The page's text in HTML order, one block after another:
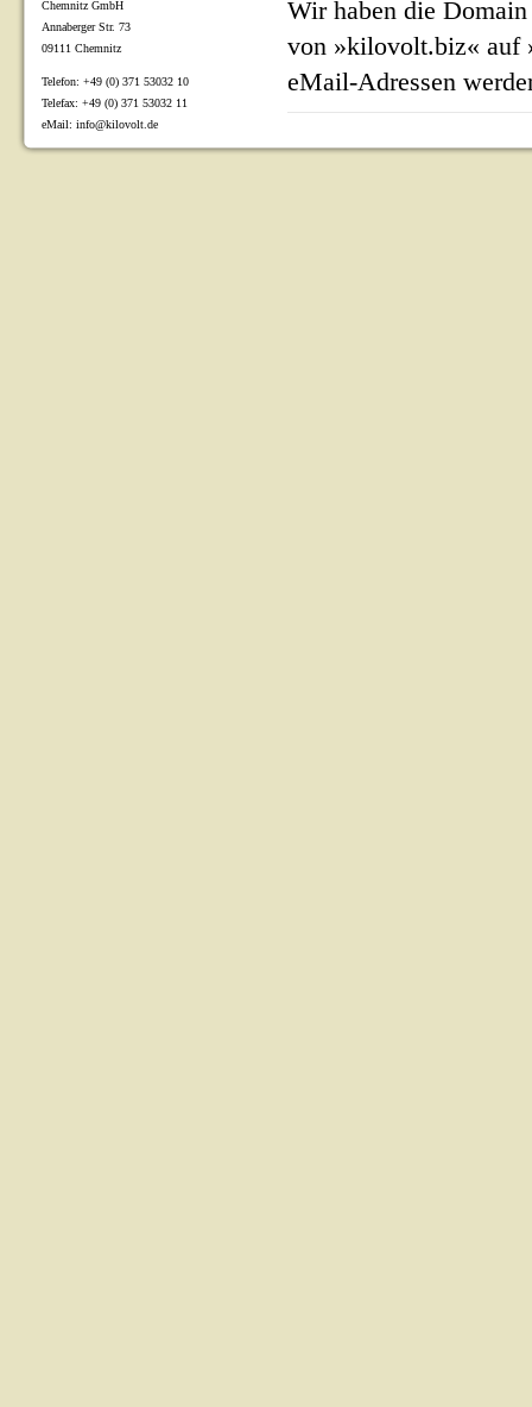
Wir haben die
von »kilovolt.biz« auf
eMail-Adressen
Chemnitz GmbH
Annaberger Str. 73
09111 Chemnitz
Telefon: +49 (0) 371 53032 10
Telefax: +49 (0) 371 53032 11
eMail: info@kilovolt.de